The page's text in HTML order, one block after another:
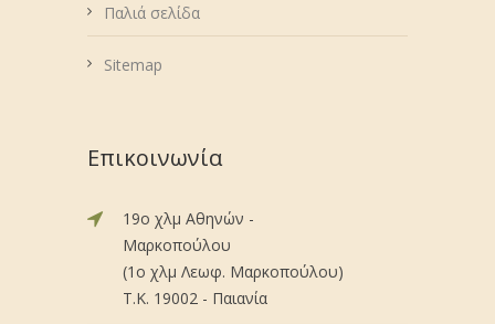
Παλιά σελίδα
Sitemap
Επικοινωνία
19ο χλμ Αθηνών -
Μαρκοπούλου
(1ο χλμ Λεωφ. Μαρκοπούλου)
Τ.Κ. 19002 - Παιανία